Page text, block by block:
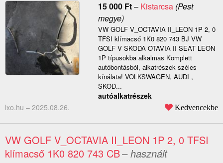
15 000 Ft– Kistarcsa(Pest
megye)
VW GOLF V_OCTAVIA II_LEON 1P 2, 0
TFSI klímacső 1K0 820 743 BJ VW
GOLF V SKODA OTAVIA II SEAT LEON
1P típusokba alkalmas Komplett
autóbontásból, alkatrészek széles
kínálata! VOLKSWAGEN, AUDI ,
SKOD...
autóalkatrészek
lxo.hu – 2025.08.26. Kedvencekbe
VW GOLF V_OCTAVIA II_LEON 1P 2, 0 TFSI
klímacső 1K0 820 743 CB– használt